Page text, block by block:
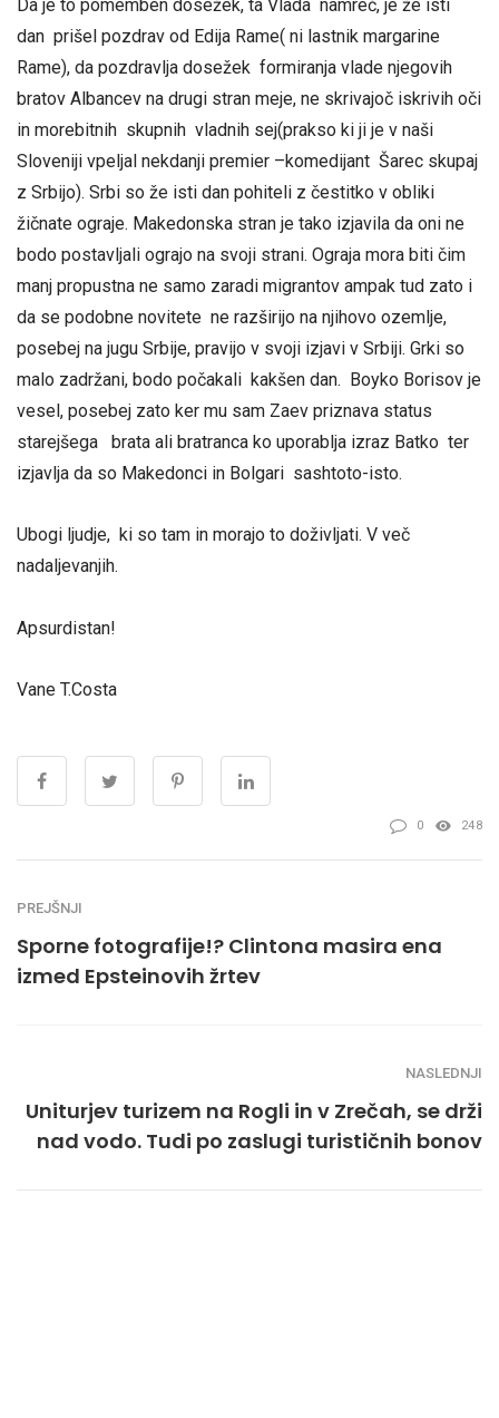
Da je to pomemben dosežek, ta Vlada namreč, je že isti
dan prišel pozdrav od Edija Rame( ni lastnik margarine
Rame), da pozdravlja dosežek formiranja vlade njegovih
bratov Albancev na drugi stran meje, ne skrivajoč iskrivih oči
in morebitnih skupnih vladnih sej(prakso ki ji je v naši
Sloveniji vpeljal nekdanji premier –komedijant Šarec skupaj
z Srbijo). Srbi so že isti dan pohiteli z čestitko v obliki
žičnate ograje. Makedonska stran je tako izjavila da oni ne
bodo postavljali ograjo na svoji strani. Ograja mora biti čim
manj propustna ne samo zaradi migrantov ampak tud zato i
da se podobne novitete ne razširijo na njihovo ozemlje,
posebej na jugu Srbije, pravijo v svoji izjavi v Srbiji. Grki so
malo zadržani, bodo počakali kakšen dan. Boyko Borisov je
vesel, posebej zato ker mu sam Zaev priznava status
starejšega brata ali bratranca ko uporablja izraz Batko ter
izjavlja da so Makedonci in Bolgari sashtoto-isto.
Ubogi ljudje, ki so tam in morajo to doživljati. V več
nadaljevanjih.
Apsurdistan!
Vane T.Costa
0 248
PREJŠNJI
Sporne fotografije!? Clintona masira ena
izmed Epsteinovih žrtev
NASLEDNJI
Uniturjev turizem na Rogli in v Zrečah, se drži
nad vodo. Tudi po zaslugi turističnih bonov